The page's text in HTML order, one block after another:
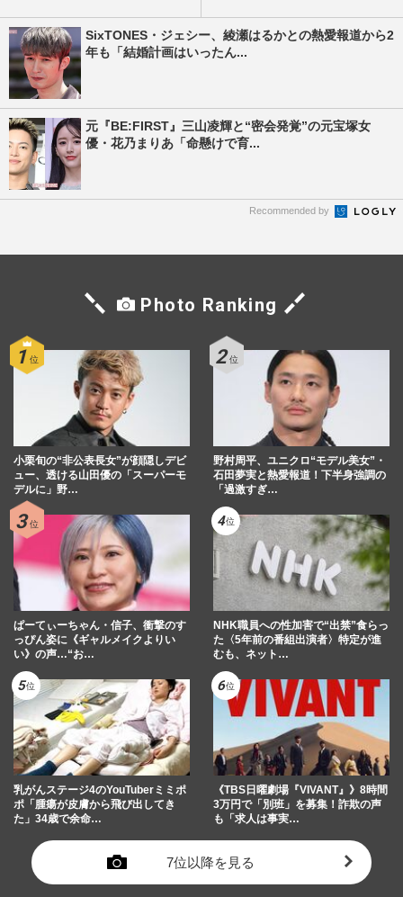
SixTONES・ジェシー、綾瀬はるかとの熱愛報道から2
年も「結婚計画はいったん...
元『BE:FIRST』三山凌輝と“密会発覚”の元宝塚女
優・花乃まりあ「命懸けで育...
Recommended by
Photo Ranking
小栗旬の“非公表長女”が顔隠しデビ
ュー、透ける山田優の「スーパーモ
デルに」野…
野村周平、ユニクロ“モデル美女”・
石田夢実と熱愛報道！下半身強調の
「過激すぎ…
ぱーてぃーちゃん・信子、衝撃のす
っぴん姿に《ギャルメイクよりい
い》の声…“お…
NHK職員への性加害で“出禁”食らっ
た〈5年前の番組出演者〉特定が進
むも、ネット…
乳がんステージ4のYouTuberミミポ
ポ「腫瘍が皮膚から飛び出してき
た」34歳で余命…
《TBS日曜劇場『VIVANT』》8時間
3万円で「別班」を募集！詐欺の声
も「求人は事実…
7位以降を見る